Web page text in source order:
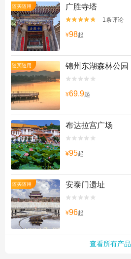
随买随用 广胜寺塔

 1条评论
¥98起
随买随用 锦州东湖森林公园


¥69.9起
布达拉宫广场


¥95起
随买随用 安泰门遗址


¥96起
查看所有产品